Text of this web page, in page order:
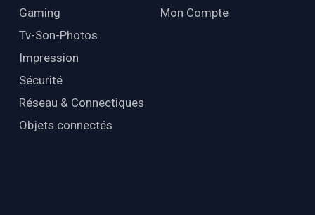
Gaming
Tv-Son-Photos
Impression
Sécurité
Réseau & Connectiques
Objets connectés
Mon Compte